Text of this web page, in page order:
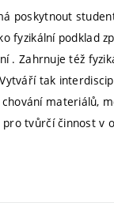
poskytnout
fyzikální podklad
. Zahrnuje též
tak
materiálů,
tvůrčí činnost v